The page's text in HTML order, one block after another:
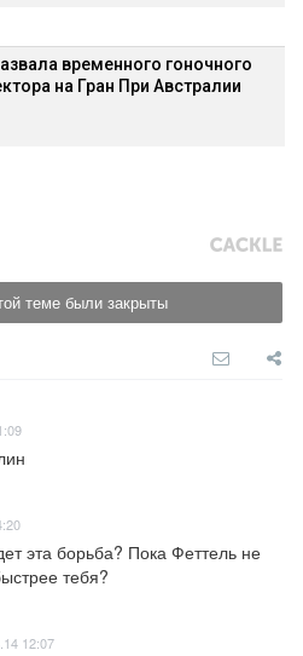
временного гоночного
на Гран При Австралии
теме были закрыты
эта борьба? Пока Феттель не
тебя?
12:07